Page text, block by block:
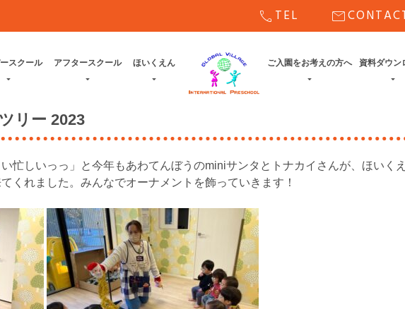
call TEL mail
スクール アフタースクール ほいくえん ご入園をお考えの方へ 資料ダウン
リー 2023
忙しいっっ」と今年もあわてんぼうのminiサンタとトナカイさんが、ほいくえ
くれました。みんなでオーナメントを飾っていきます！